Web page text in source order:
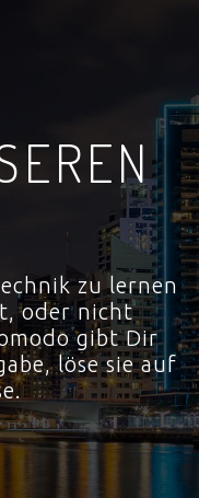
zu lernen
oder nicht
gibt Dir
löse sie auf